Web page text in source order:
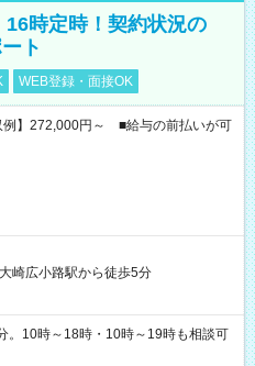
時定時！契約状況の
ト
WEB登録・面接OK
】272,000円～ ■給与の前払いが可
大崎広小路駅から徒歩5分
10時～18時・10時～19時も相談可